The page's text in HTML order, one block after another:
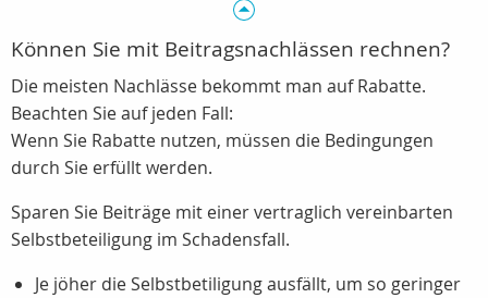
Können Sie mit Beitragsnachlässen rechnen?
Die meisten Nachlässe bekommt man auf Rabatte.
Beachten Sie auf jeden Fall:
Wenn Sie Rabatte nutzen, müssen die Bedingungen
durch Sie erfüllt werden.
Sparen Sie Beiträge mit einer vertraglich vereinbarten
Selbstbeteiligung im Schadensfall.
Je jöher die Selbstbetiligung ausfällt, um so geringer